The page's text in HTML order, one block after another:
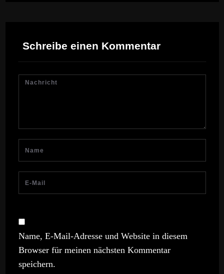
Schreibe einen Kommentar
Name, E-Mail-Adresse und Website in diesem
Browser für meinen nächsten Kommentar
speichern.